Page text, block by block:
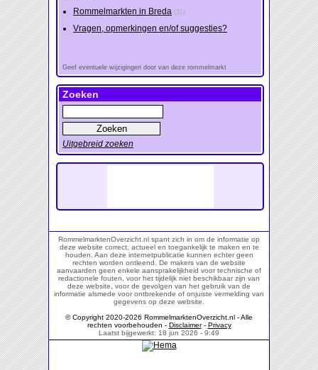
Rommelmarkten in Breda (31)
Vragen, opmerkingen en/of suggesties?
Geef eventuele wijzigingen door van deze rommelmarkt
Zoeken
Uitgebreid zoeken
RommelmarktenOverzicht.nl spant zich in om de informatie op
deze website correct, actueel en toegankelijk te maken en te
houden. Aan deze internetpublicatie kunnen echter geen
rechten worden ontleend. De makers van de website
aanvaarden geen enkele aansprakelijkheid voor technische of
redactionele fouten, voor het tijdelijk niet beschikbaar zijn van
deze website, voor de gevolgen van het gebruik van de
informatie alsmede voor ontbrekende of onjuiste vermelding van
gegevens op deze website.
© Copyright 2020-2026 RommelmarktenOverzicht.nl - Alle
rechten voorbehouden - Disclaimer- Privacy
Laatst bijgewerkt: 18 jun 2026 - 9:49